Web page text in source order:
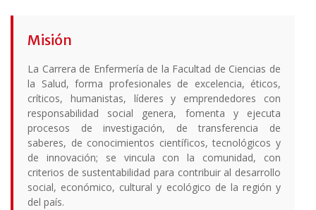
Misión
La Carrera de Enfermería de la Facultad de Ciencias de
la Salud, forma profesionales de excelencia, éticos,
críticos, humanistas, líderes y emprendedores con
responsabilidad social genera, fomenta y ejecuta
procesos de investigación, de transferencia de
saberes, de conocimientos científicos, tecnológicos y
de innovación; se vincula con la comunidad, con
criterios de sustentabilidad para contribuir al desarrollo
social, económico, cultural y ecológico de la región y
del país.